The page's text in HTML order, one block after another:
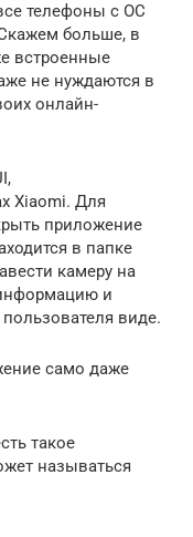
телефоны с ОС
больше, в
встроенные
не нуждаются в
онлайн-
Xiaomi. Для
приложение
в папке
камеру на
и
виде.
само даже
такое
называться